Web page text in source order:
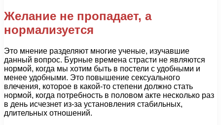
Желание не пропадает, а
нормализуется
Это мнение разделяют многие ученые, изучавшие
данный вопрос. Бурные времена страсти не являются
нормой, когда мы хотим быть в постели с удобными и
менее удобными. Это повышение сексуального
влечения, которое в какой-то степени должно стать
нормой, когда потребность в половом акте несколько раз
в день исчезнет из-за установления стабильных,
длительных отношений.